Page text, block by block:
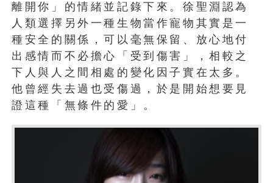
離開你」的情緒並記錄下來。徐聖淵認為
人類選擇另外一種生物當作寵物其實是一
種安全的關係，可以毫無保留、放心地付
出感情而不必擔心「受到傷害」，相較之
下人與人之間相處的變化因子實在太多。
他曾經失去過也受傷過，於是開始想要見
證這種「無條件的愛」。